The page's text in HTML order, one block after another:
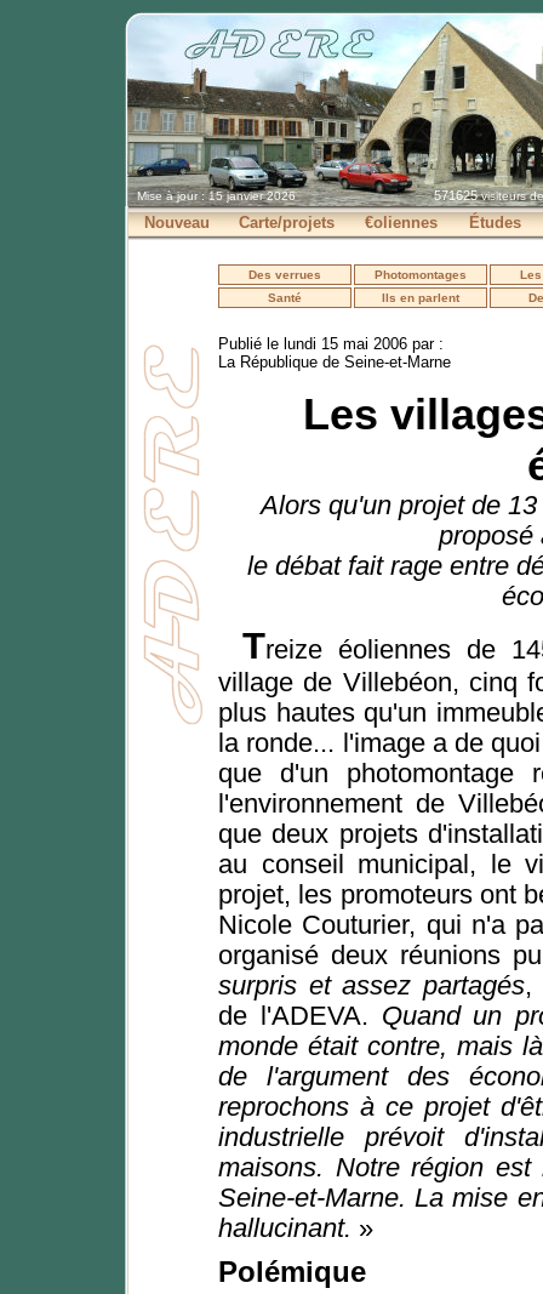
Mise à jour : 15 janvier 2026 571625visiteurs
Nouveau Carte/projets €oliennes Études
Des verrues Photomontages
Santé
Ils en parlent
Publié le lundi 15 mai 2006 par :
La République de Seine-et-Marne
Les
Alors qu'un projet de
proposé
le débat fait rage entre
Treize éoliennes de
village de Villebéon, cinq
plus hautes qu'un
la ronde... l'image a de
que d'un photomontage
l'environnement de
que deux projets
au conseil municipal, le
projet, les promoteurs ont
Nicole Couturier, qui n'a
organisé deux réunions
surpris et assez partagés,
de l'ADEVA. Quand un
monde était contre, mais
de l'argument des
reprochons à ce projet
industrielle prévoit
maisons. Notre région
Seine-et-Marne. La mise
hallucinant. »
Polémique